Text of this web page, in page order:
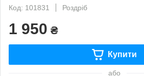
Код: 101831
Роздріб
1 950 ₴
Купити
або